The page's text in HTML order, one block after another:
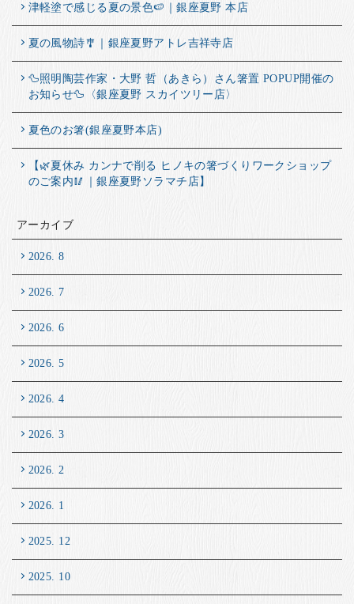
津軽塗で感じる夏の景色🍉｜銀座夏野 本店
夏の風物詩🎐｜銀座夏野アトレ吉祥寺店
🦆照明陶芸作家・大野 哲（あきら）さん箸置 POPUP開催の
お知らせ🦆〈銀座夏野 スカイツリー店〉
夏色のお箸(銀座夏野本店)
【🌿夏休み カンナで削る ヒノキの箸づくりワークショップ
のご案内🥢｜銀座夏野ソラマチ店】
アーカイブ
2026. 8
2026. 7
2026. 6
2026. 5
2026. 4
2026. 3
2026. 2
2026. 1
2025. 12
2025. 10